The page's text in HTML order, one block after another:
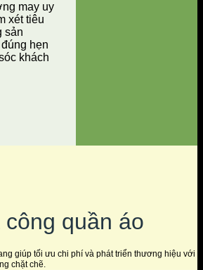
may uy
xét tiêu
sản
hẹn
khách
quần áo
giúp tối ưu chi phí và phát triển thương hiệu với
chặt chẽ.